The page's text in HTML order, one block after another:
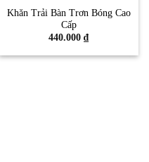
Khăn Trải Bàn Trơn Bóng Cao
Cấp
440.000 ₫